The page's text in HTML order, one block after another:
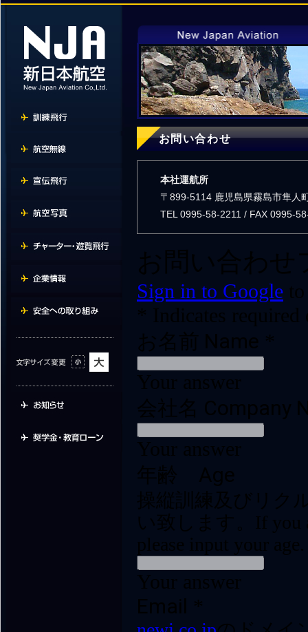
お問い合わせ
本社運航所
〒899-5114 鹿児島県霧島市隼人
TEL 0995-58-2211 / FAX 0995-